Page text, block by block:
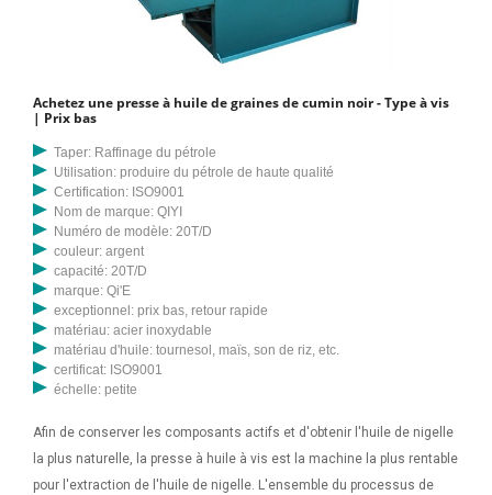
Achetez une presse à huile de graines de cumin noir - Type à vis
| Prix bas
Taper: Raffinage du pétrole
Utilisation: produire du pétrole de haute qualité
Certification: ISO9001
Nom de marque: QIYI
Numéro de modèle: 20T/D
couleur: argent
capacité: 20T/D
marque: Qi'E
exceptionnel: prix bas, retour rapide
matériau: acier inoxydable
matériau d'huile: tournesol, maïs, son de riz, etc.
certificat: ISO9001
échelle: petite
Afin de conserver les composants actifs et d'obtenir l'huile de nigelle
la plus naturelle, la presse à huile à vis est la machine la plus rentable
pour l'extraction de l'huile de nigelle. L'ensemble du processus de